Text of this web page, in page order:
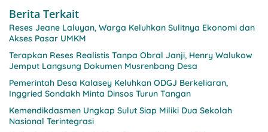
Berita Terkait
Reses Jeane Laluyan, Warga Keluhkan Sulitnya Ekonomi dan
Akses Pasar UMKM
Terapkan Reses Realistis Tanpa Obral Janji, Henry Walukow
Jemput Langsung Dokumen Musrenbang Desa
Pemerintah Desa Kalasey Keluhkan ODGJ Berkeliaran,
Inggried Sondakh Minta Dinsos Turun Tangan
Kemendikdasmen Ungkap Sulut Siap Miliki Dua Sekolah
Nasional Terintegrasi